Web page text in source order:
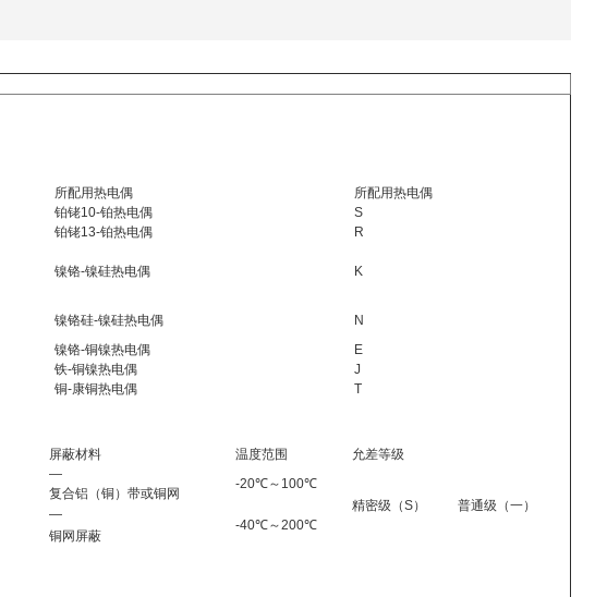
所配用热电偶
所配用热电偶
铂铑10-铂热电偶
铂铑13-铂热电偶
S
R
镍铬-镍硅热电偶 K
镍铬硅-镍硅热电偶
N
镍铬-铜镍热电偶
E
铁-铜镍热电偶
J
铜-康铜热电偶 T
屏蔽材料 温度范围
允差等级
—
-20℃～100℃
精密级（S）
普通级（一）
复合铝（铜）带或铜网
—
-40℃～200℃
铜网屏蔽